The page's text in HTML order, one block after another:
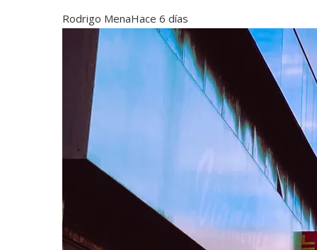
Rodrigo MenaHace 6 días